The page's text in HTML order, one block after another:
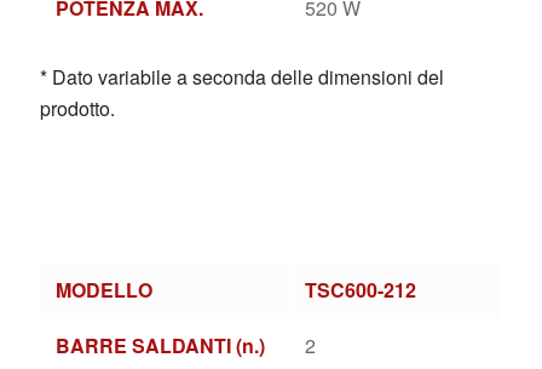
POTENZA MAX.
520 W
* Dato variabile a seconda delle dimensioni del
prodotto.
MODELLO
TSC600-212
BARRE SALDANTI (n.)
2